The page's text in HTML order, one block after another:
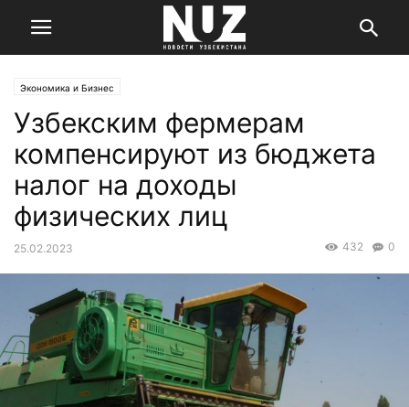
Экономика и Бизнес
Узбекским фермерам
компенсируют из бюджета
налог на доходы
физических лиц
25.02.2023 0
432